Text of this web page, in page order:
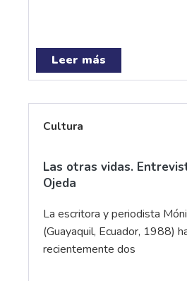
Leer más
Cultura
Las otras vidas.
Ojeda
La escritora y periodista
(Guayaquil, Ecuador, 1988)
recientemente dos